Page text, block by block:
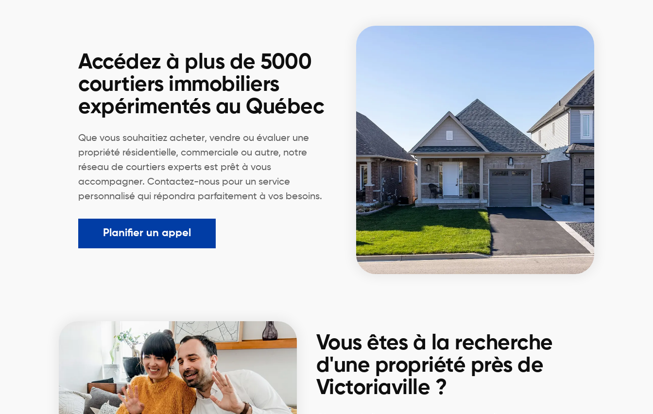
Accédez à plus de 5000
courtiers immobiliers
expérimentés au Québec
Que vous souhaitiez acheter, vendre ou évaluer une
propriété résidentielle, commerciale ou autre, notre
réseau de courtiers experts est prêt à vous
accompagner. Contactez-nous pour un service
personnalisé qui répondra parfaitement à vos besoins.
Planifier un appel
Vous êtes à la recherche
d'une propriété près de
Victoriaville ?